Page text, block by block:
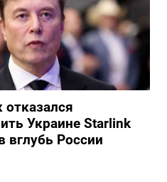
Украине Starlink
вглубь России